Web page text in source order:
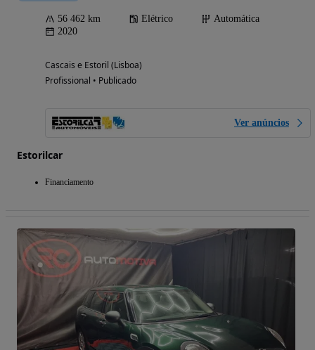
56 462 km Elétrico
Automática
2020
Cascais e Estoril (Lisboa)
Profissional • Publicado
Ver anúncios
Estorilcar
Financiamento